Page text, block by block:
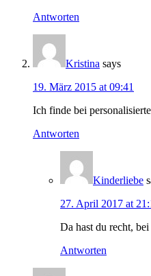
Antworten
Kristina says
19. März 2015 at 09:41
Ich finde bei
Antworten
Kinderliebe
27. April 2017 at
Da hast du recht,
Antworten